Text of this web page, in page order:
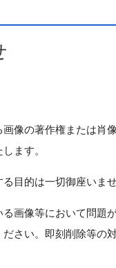
像の著作権または肖
ます。
目的は一切御座いませ
画像等において問題
さい。即刻削除等の